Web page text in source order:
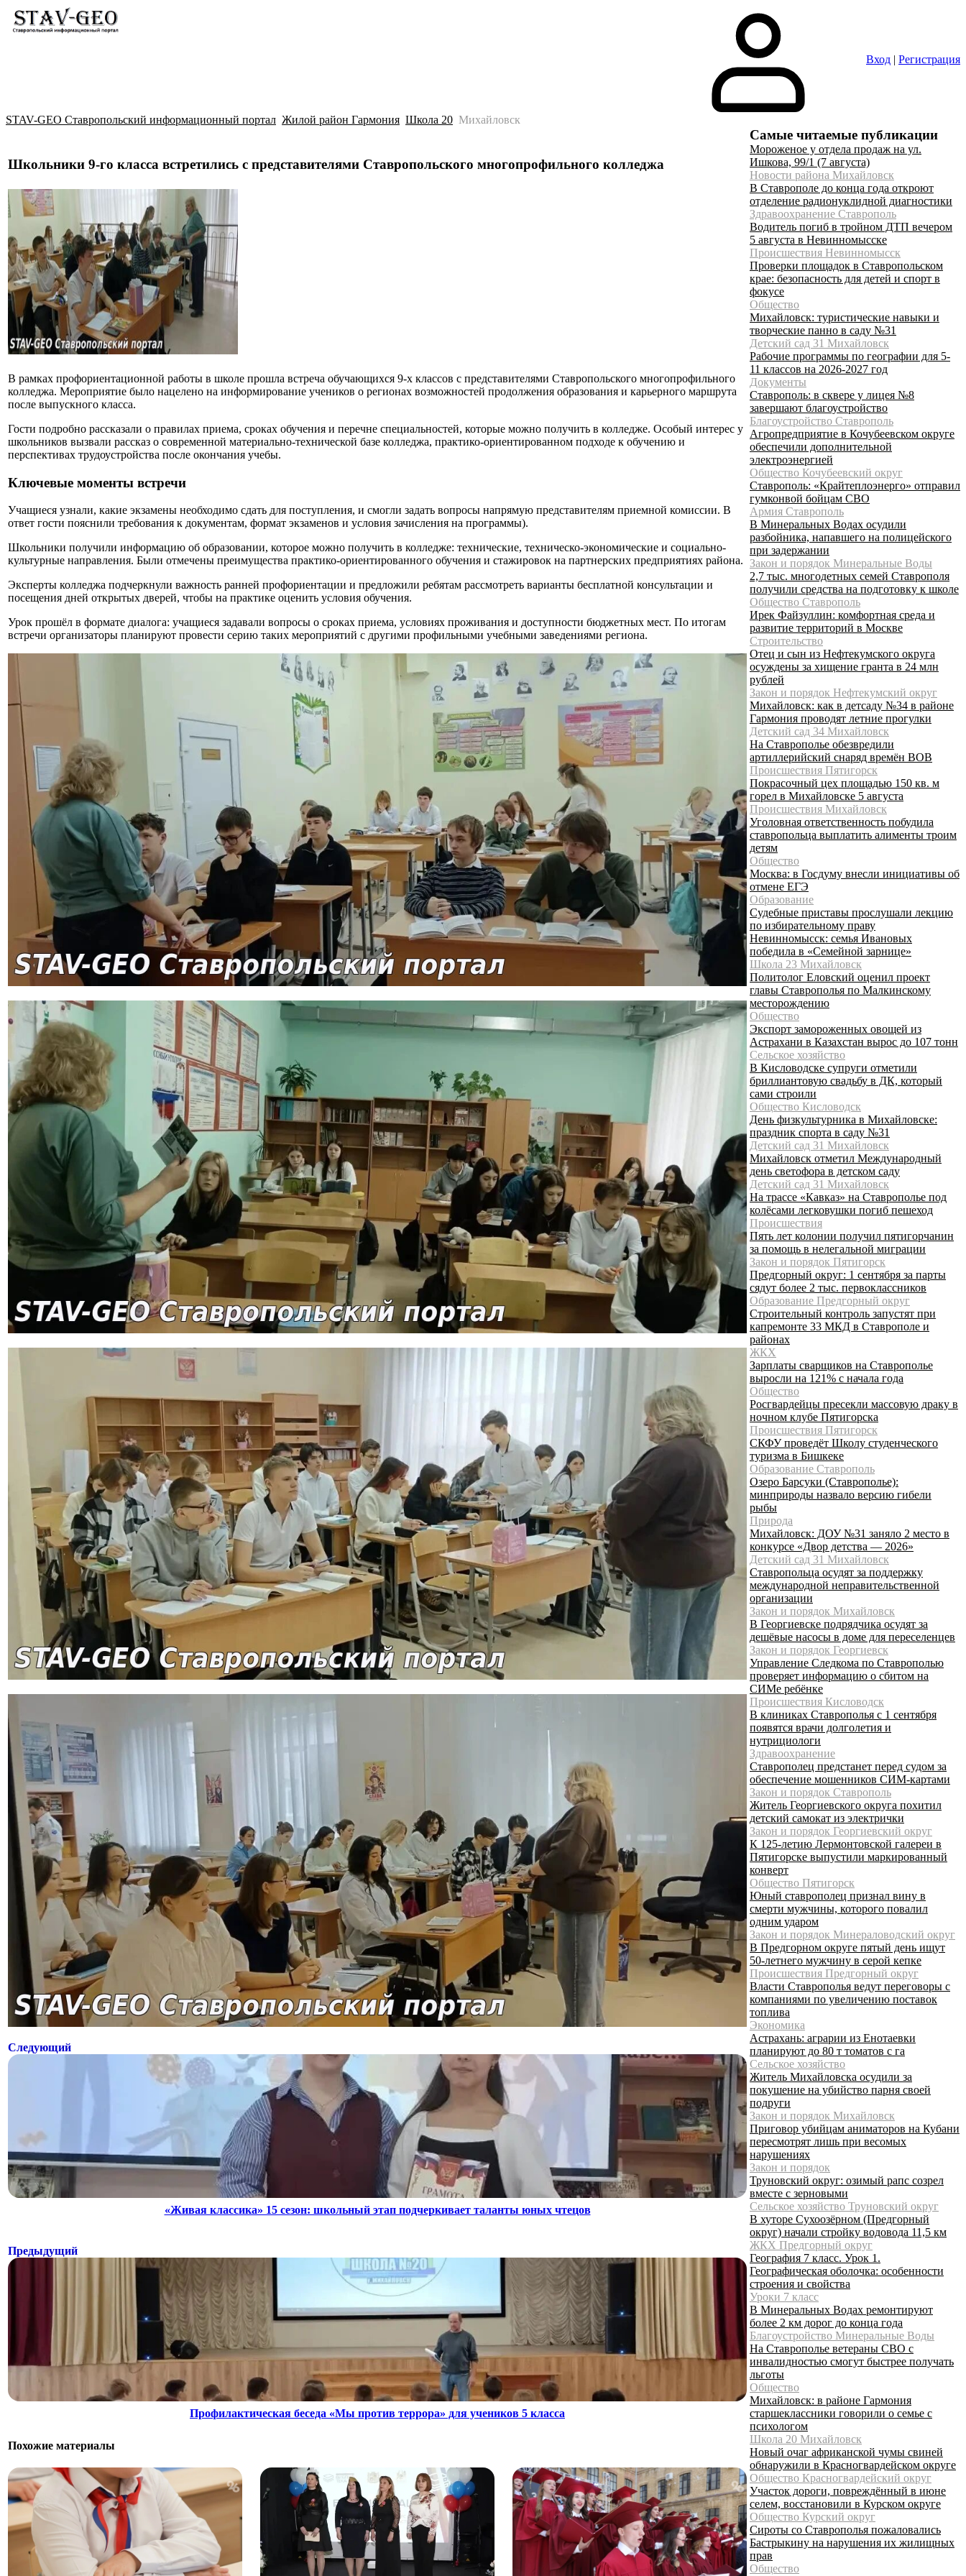
Вход | Регистрация
STAV-GEO Ставропольский информационный портал Жилой район Гармония Школа 20 Михайловск
Школьники 9-го класса встретились с представителями Ставропольского многопрофильного колледжа
В рамках профориентационной работы в школе прошла встреча обучающихся 9-х классов с представителями Ставропольского многопрофильного
колледжа. Мероприятие было нацелено на информирование учеников о регионах возможностей продолжения образования и карьерного маршрута
после выпускного класса.
Гости подробно рассказали о правилах приема, сроках обучения и перечне специальностей, которые можно получить в колледже. Особый интерес у
школьников вызвали рассказ о современной материально-технической базе колледжа, практико-ориентированном подходе к обучению и
перспективах трудоустройства после окончания учебы.
Ключевые моменты встречи
Учащиеся узнали, какие экзамены необходимо сдать для поступления, и смогли задать вопросы напрямую представителям приемной комиссии. В
ответ гости пояснили требования к документам, формат экзаменов и условия зачисления на программы).
Школьники получили информацию об образовании, которое можно получить в колледже: технические, техническо-экономические и социально-
культурные направления. Были отмечены преимущества практико-ориентированного обучения и стажировок на партнерских предприятиях района.
Эксперты колледжа подчеркнули важность ранней профориентации и предложили ребятам рассмотреть варианты бесплатной консультации и
посещения дней открытых дверей, чтобы на практике оценить условия обучения.
Урок прошёл в формате диалога: учащиеся задавали вопросы о сроках приема, условиях проживания и доступности бюджетных мест. По итогам
встречи организаторы планируют провести серию таких мероприятий с другими профильными учебными заведениями региона.
Следующий
«Живая классика» 15 сезон: школьный этап подчеркивает таланты юных чтецов
Предыдущий
Профилактическая беседа «Мы против террора» для учеников 5 класса
Похожие материалы
Самые читаемые публикации
Мороженое у отдела продаж на ул.
Ишкова, 99/1 (7 августа)
Новости района Михайловск
В Ставрополе до конца года откроют
отделение радионуклидной диагностики
Здравоохранение Ставрополь
Водитель погиб в тройном ДТП вечером
5 августа в Невинномысске
Происшествия Невинномысск
Проверки площадок в Ставропольском
крае: безопасность для детей и спорт в
фокусе
Общество
Михайловск: туристические навыки и
творческие панно в саду №31
Детский сад 31 Михайловск
Рабочие программы по географии для 5-
11 классов на 2026-2027 год
Документы
Ставрополь: в сквере у лицея №8
завершают благоустройство
Благоустройство Ставрополь
Агропредприятие в Кочубеевском округе
обеспечили дополнительной
электроэнергией
Общество Кочубеевский округ
Ставрополь: «Крайтеплоэнерго» отправил
гумконвой бойцам СВО
Армия Ставрополь
В Минеральных Водах осудили
разбойника, напавшего на полицейского
при задержании
Закон и порядок Минеральные Воды
2,7 тыс. многодетных семей Ставрополя
получили средства на подготовку к школе
Общество Ставрополь
Ирек Файзуллин: комфортная среда и
развитие территорий в Москве
Строительство
Отец и сын из Нефтекумского округа
осуждены за хищение гранта в 24 млн
рублей
Закон и порядок Нефтекумский округ
Михайловск: как в детсаду №34 в районе
Гармония проводят летние прогулки
Детский сад 34 Михайловск
На Ставрополье обезвредили
артиллерийский снаряд времён ВОВ
Происшествия Пятигорск
Покрасочный цех площадью 150 кв. м
горел в Михайловске 5 августа
Происшествия Михайловск
Уголовная ответственность побудила
ставропольца выплатить алименты троим
детям
Общество
Москва: в Госдуму внесли инициативы об
отмене ЕГЭ
Образование
Судебные приставы прослушали лекцию
по избирательному праву
Невинномысск: семья Ивановых
победила в «Семейной зарнице»
Школа 23 Михайловск
Политолог Еловский оценил проект
главы Ставрополья по Малкинскому
месторождению
Общество
Экспорт замороженных овощей из
Астрахани в Казахстан вырос до 107 тонн
Сельское хозяйство
В Кисловодске супруги отметили
бриллиантовую свадьбу в ДК, который
сами строили
Общество Кисловодск
День физкультурника в Михайловске:
праздник спорта в саду №31
Детский сад 31 Михайловск
Михайловск отметил Международный
день светофора в детском саду
Детский сад 31 Михайловск
На трассе «Кавказ» на Ставрополье под
колёсами легковушки погиб пешеход
Происшествия
Пять лет колонии получил пятигорчанин
за помощь в нелегальной миграции
Закон и порядок Пятигорск
Предгорный округ: 1 сентября за парты
сядут более 2 тыс. первоклассников
Образование Предгорный округ
Строительный контроль запустят при
капремонте 33 МКД в Ставрополе и
районах
ЖКХ
Зарплаты сварщиков на Ставрополье
выросли на 121% с начала года
Общество
Росгвардейцы пресекли массовую драку в
ночном клубе Пятигорска
Происшествия Пятигорск
СКФУ проведёт Школу студенческого
туризма в Бишкеке
Образование Ставрополь
Озеро Барсуки (Ставрополье):
минприроды назвало версию гибели
рыбы
Природа
Михайловск: ДОУ №31 заняло 2 место в
конкурсе «Двор детства — 2026»
Детский сад 31 Михайловск
Ставропольца осудят за поддержку
международной неправительственной
организации
Закон и порядок Михайловск
В Георгиевске подрядчика осудят за
дешёвые насосы в доме для переселенцев
Закон и порядок Георгиевск
Управление Следкома по Ставрополью
проверяет информацию о сбитом на
СИМе ребёнке
Происшествия Кисловодск
В клиниках Ставрополья с 1 сентября
появятся врачи долголетия и
нутрициологи
Здравоохранение
Ставрополец предстанет перед судом за
обеспечение мошенников СИМ-картами
Закон и порядок Ставрополь
Житель Георгиевского округа похитил
детский самокат из электрички
Закон и порядок Георгиевский округ
К 125-летию Лермонтовской галереи в
Пятигорске выпустили маркированный
конверт
Общество Пятигорск
Юный ставрополец признал вину в
смерти мужчины, которого повалил
одним ударом
Закон и порядок Минераловодский округ
В Предгорном округе пятый день ищут
50-летнего мужчину в серой кепке
Происшествия Предгорный округ
Власти Ставрополья ведут переговоры с
компаниями по увеличению поставок
топлива
Экономика
Астрахань: аграрии из Енотаевки
планируют до 80 т томатов с га
Сельское хозяйство
Житель Михайловска осудили за
покушение на убийство парня своей
подруги
Закон и порядок Михайловск
Приговор убийцам аниматоров на Кубани
пересмотрят лишь при весомых
нарушениях
Закон и порядок
Труновский округ: озимый рапс созрел
вместе с зерновыми
Сельское хозяйство Труновский округ
В хуторе Сухоозёрном (Предгорный
округ) начали стройку водовода 11,5 км
ЖКХ Предгорный округ
География 7 класс. Урок 1.
Географическая оболочка: особенности
строения и свойства
Уроки 7 класс
В Минеральных Водах ремонтируют
более 2 км дорог до конца года
Благоустройство Минеральные Воды
На Ставрополье ветераны СВО с
инвалидностью смогут быстрее получать
льготы
Общество
Михайловск: в районе Гармония
старшеклассники говорили о семье с
психологом
Школа 20 Михайловск
Новый очаг африканской чумы свиней
обнаружили в Красногвардейском округе
Общество Красногвардейский округ
Участок дороги, повреждённый в июне
селем, восстановили в Курском округе
Общество Курский округ
Сироты со Ставрополья пожаловались
Бастрыкину на нарушения их жилищных
прав
Общество